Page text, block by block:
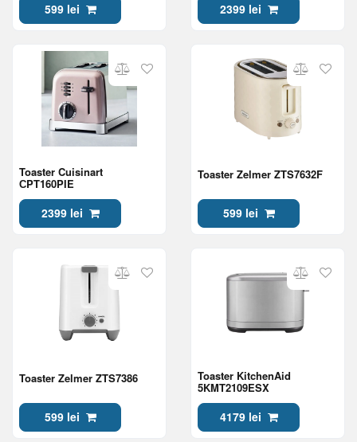
599 lei 2399 lei
Toaster Cuisinart
СPT160PIE
2399 lei
Toaster Zelmer ZTS7632F
599 lei
Toaster Zelmer ZTS7386
599 lei
Toaster KitchenAid
5KMT2109ESX
4179 lei